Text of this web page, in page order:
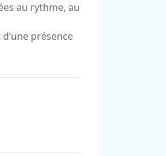
au rythme, au
présence